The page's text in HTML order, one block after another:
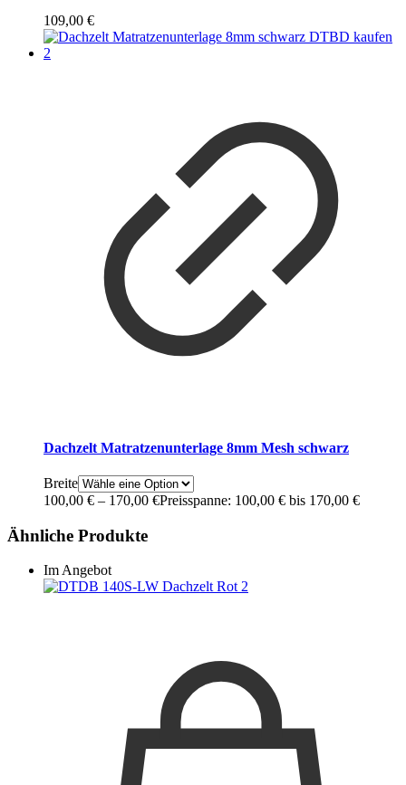
109,00 €
Dachzelt Matratzenunterlage 8mm Mesh schwarz
Breite
100,00 € – 170,00 €Preisspanne: 100,00 € bis 170,00 €
Ähnliche Produkte
Im Angebot